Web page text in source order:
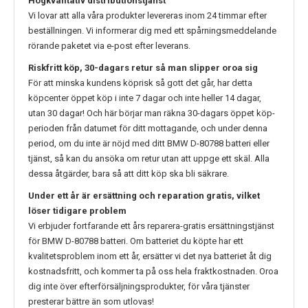
Vi lovar att alla våra produkter levereras inom 24 timmar efter
beställningen. Vi informerar dig med ett spårningsmeddelande
rörande paketet via e-post efter leverans.
Riskfritt köp, 30-dagars retur så man slipper oroa sig
För att minska kundens köprisk så gott det går, har detta
köpcenter öppet köp i inte 7 dagar och inte heller 14 dagar,
utan 30 dagar! Och här börjar man räkna 30-dagars öppet köp-
perioden från datumet för ditt mottagande, och under denna
period, om du inte är nöjd med ditt BMW D-80788 batteri eller
tjänst, så kan du ansöka om retur utan att uppge ett skäl. Alla
dessa åtgärder, bara så att ditt köp ska bli säkrare.
Under ett år är ersättning och reparation gratis, vilket
löser tidigare problem
Vi erbjuder fortfarande ett års reparera-gratis ersättningstjänst
förBMW D-80788 batteri. Om batteriet du köpte har ett
kvalitetsproblem inom ett år, ersätter vi det nya batteriet åt dig
kostnadsfritt, och kommer ta på oss hela fraktkostnaden. Oroa
dig inte över efterförsäljningsprodukter, för våra tjänster
presterar bättre än som utlovas!